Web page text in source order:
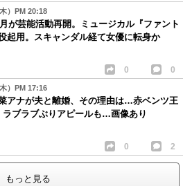
）PM 20:18
が芸能活動再開。ミュージカル『ファント
起用。スキャンダル経て女優に転身か
0 0
）PM 17:16
アナが夫と離婚、その理由は…赤ベンツ王
ラブラブぶりアピールも…画像あり
0 2
もっと見る